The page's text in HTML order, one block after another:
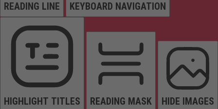
READING LINE KEYBOARD NAVIGATION
HIGHLIGHT TITLES READING MASK HIDE IMAGES